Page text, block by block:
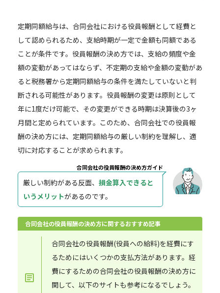
定期同額給与は、合同会社における役員報酬として経費と
して認められるため、支給時期が一定で金額も同額である
ことが条件です。役員報酬の決め方では、支給の頻度や金
額の変動があってはならず、不定期の支給や金額の変動があ
ると税務署から定期同額給与の条件を満たしていないと判
断される可能性があります。役員報酬の変更は原則として
年に1度だけ可能で、その変更ができる時期は決算後の3ヶ
月間と定められています。このため、合同会社での役員報
酬の決め方には、定期同額給与の厳しい制約を理解し、適
切に対応することが求められます。
合同会社の役員報酬の決め方ガイド
厳しい制約がある反面、 損金算入できると
いうメリットがあるのです。
合同会社の役員報酬の決め方に関するおすすめ記事
合同会社の役員報酬(役員への給料)を経費にす
るためにはいくつかの支払方法があります。経
費にするための合同会社の役員報酬の決め方に
関して、以下のサイトも参考になるでしょう。